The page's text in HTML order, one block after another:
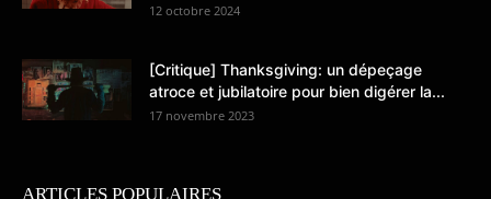
12 octobre 2024
[Critique] Thanksgiving: un dépeçage
atroce et jubilatoire pour bien digérer la...
17 novembre 2023
ARTICLES POPULAIRES